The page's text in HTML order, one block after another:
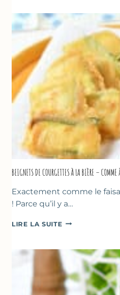
CHOCOLAT
YAOURT
GREC
–
SANS
SORBETIÈRE
BEIGNETS DE COURGETTES À LA BIÈRE – COMME
Exactement comme le
! Parce qu’il y a…
LIRE LA SUITE BEIGNETS
LA
BIÈRE
–
COMME